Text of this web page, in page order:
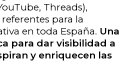
Threads),
para la
en toda España. Una
para dar visibilidad a
y enriquecen las